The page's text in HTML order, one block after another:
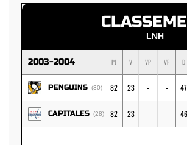
LNH
2003-2004 PJ V VP VF D
PENGUINS (30) 82 23 - - 47
CAPITALES (28) 82 23 - - 46